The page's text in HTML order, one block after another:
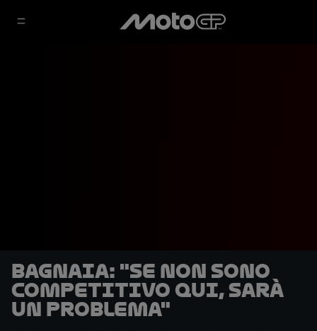
Bagnaia: "Se non sono
competitivo qui, sarà
un problema"